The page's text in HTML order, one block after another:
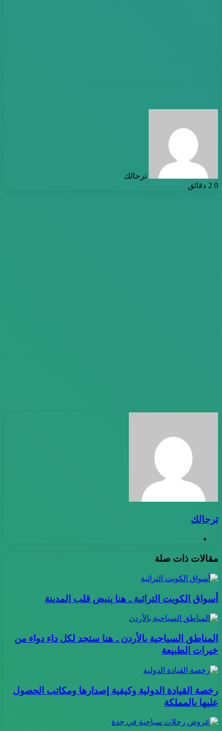
ترحالك
0
ترحالك
مقالات ذات صلة
أسواق الكويت التراثية .. هنا ينبض قلب المدينة
المناطق السياحية بالأردن .. هنا ستجد لكل داء دواء من
خيرات الطبيعة
رخصة القيادة الدولية وكيفية إصدارها ومكاتب الحصول
عليها بالمملكة